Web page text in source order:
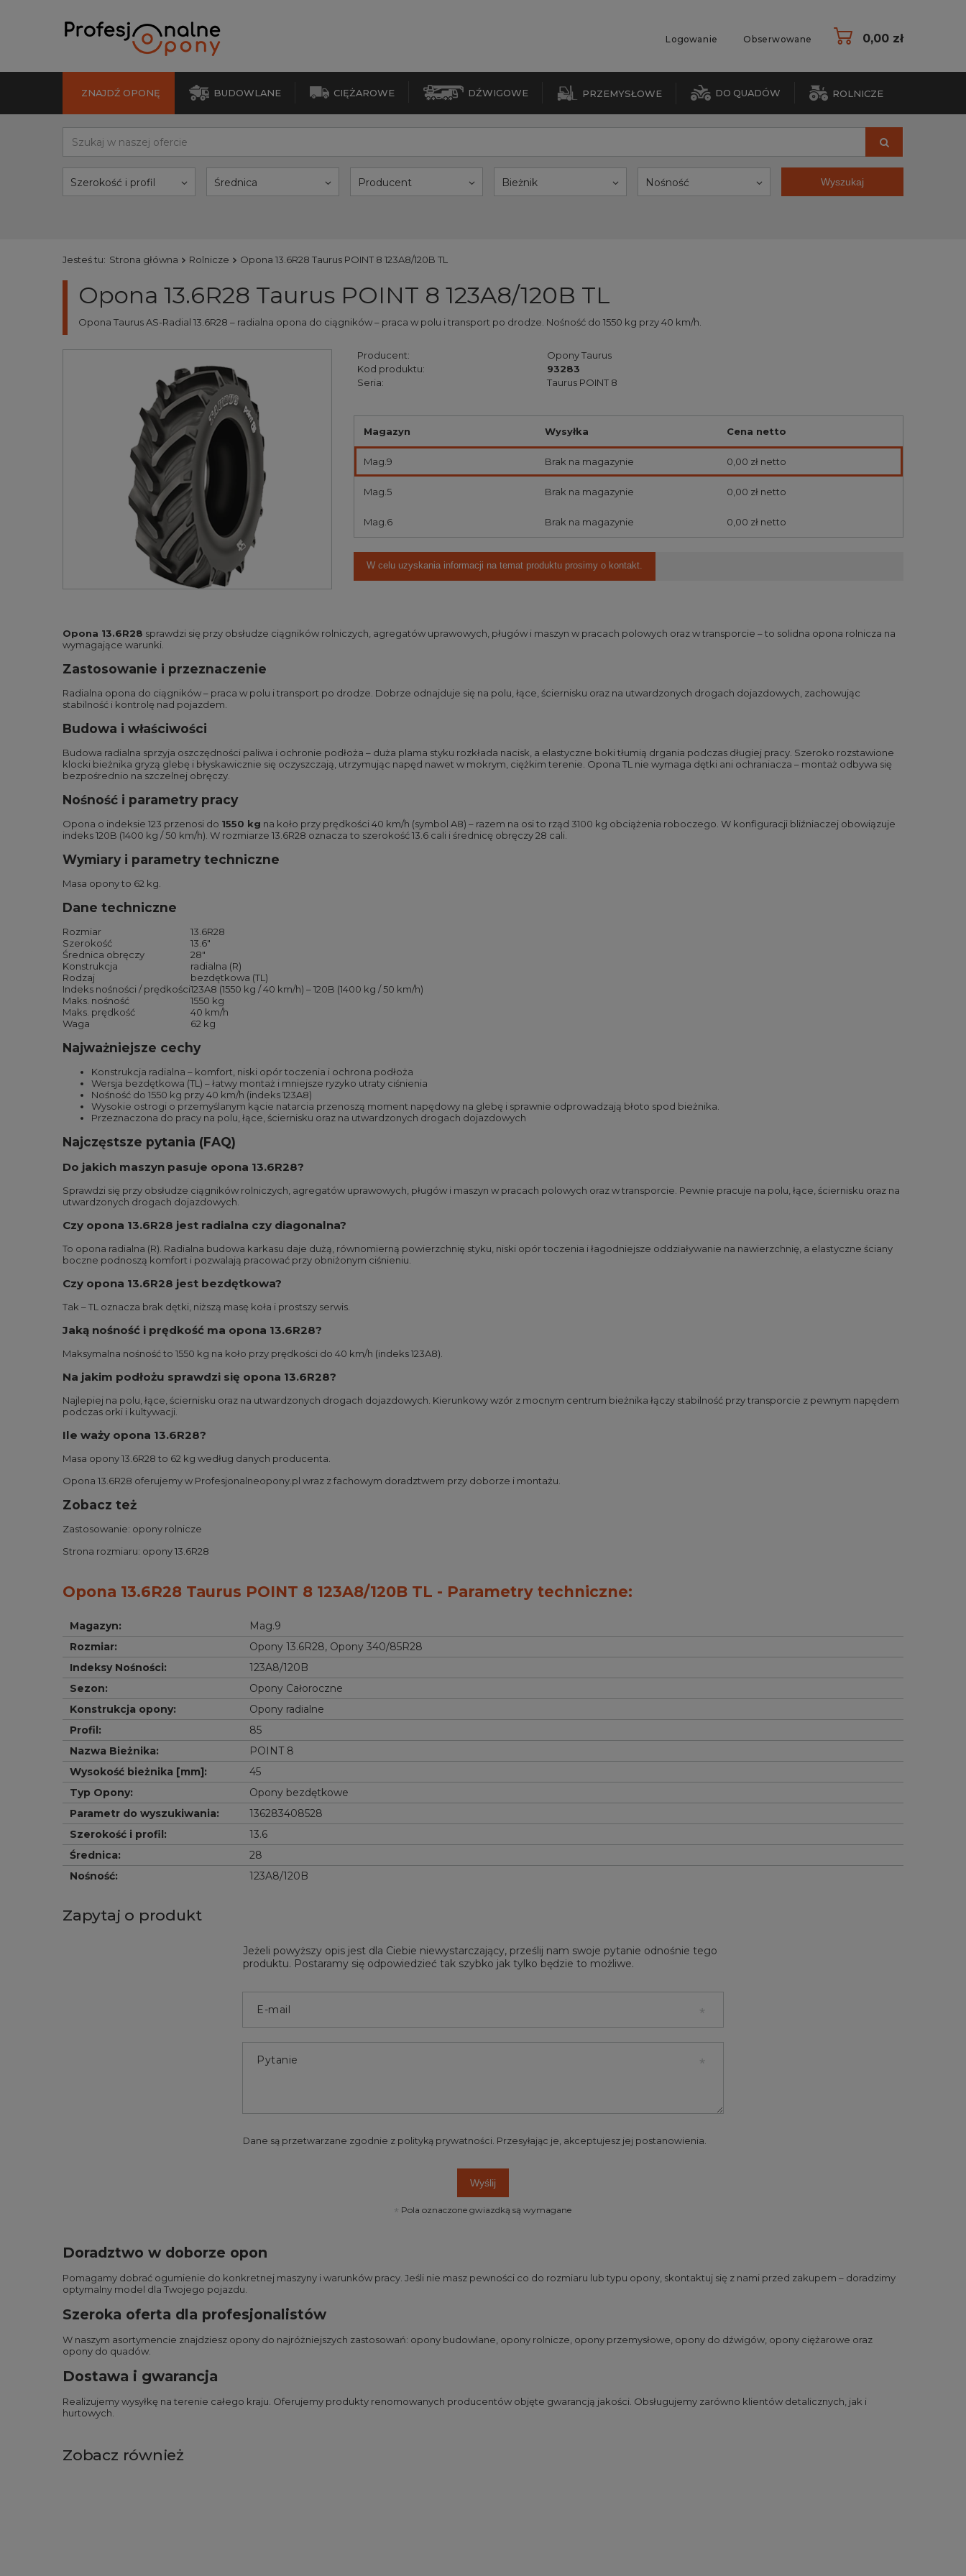
Logowanie Obserwowane 0,00 zł
ZNAJDŹ OPONĘ BUDOWLANE CIĘŻAROWE DŹWIGOWE PRZEMYSŁOWE DO QUADÓW ROLNICZE
Szerokość i profil Średnica Producent Bieżnik Nośność Wyszukaj
Jesteś tu: Strona główna Rolnicze Opona 13.6R28 Taurus POINT 8 123A8/120B TL
Opona 13.6R28 Taurus POINT 8 123A8/120B TL
Opona Taurus AS-Radial 13.6R28 – radialna opona do ciągników – praca w polu i transport po drodze. Nośność do 1550 kg przy 40 km/h.
Producent:
Opony Taurus
Kod produktu:
93283
Seria:
Taurus POINT 8
Magazyn Wysyłka Cena netto
Mag.9 Brak na magazynie 0,00 złnetto
Mag.5 Brak na magazynie 0,00 złnetto
Mag.6 Brak na magazynie 0,00 złnetto
W celu uzyskania informacji na temat produktu prosimy o kontakt.
Opona 13.6R28 sprawdzi się przy obsłudze ciągników rolniczych, agregatów uprawowych, pługów i maszyn w pracach polowych oraz w transporcie – to solidna opona rolnicza na
wymagające warunki.
Zastosowanie i przeznaczenie
Radialna opona do ciągników – praca w polu i transport po drodze. Dobrze odnajduje się na polu, łące, ściernisku oraz na utwardzonych drogach dojazdowych, zachowując
stabilność i kontrolę nad pojazdem.
Budowa i właściwości
Budowa radialna sprzyja oszczędności paliwa i ochronie podłoża – duża plama styku rozkłada nacisk, a elastyczne boki tłumią drgania podczas długiej pracy. Szeroko rozstawione
klocki bieżnika gryzą glebę i błyskawicznie się oczyszczają, utrzymując napęd nawet w mokrym, ciężkim terenie. Opona TL nie wymaga dętki ani ochraniacza – montaż odbywa się
bezpośrednio na szczelnej obręczy.
Nośność i parametry pracy
Opona o indeksie 123 przenosi do 1550 kg na koło przy prędkości 40 km/h (symbol A8) – razem na osi to rząd 3100 kg obciążenia roboczego. W konfiguracji bliźniaczej obowiązuje
indeks 120B (1400 kg / 50 km/h). W rozmiarze 13.6R28 oznacza to szerokość 13.6 cali i średnicę obręczy 28 cali.
Wymiary i parametry techniczne
Masa opony to 62 kg.
Dane techniczne
Rozmiar
13.6R28
Szerokość
13.6″
Średnica obręczy
28″
Konstrukcja
radialna (R)
Rodzaj
bezdętkowa (TL)
Indeks nośności / prędkości123A8 (1550 kg / 40 km/h) – 120B (1400 kg / 50 km/h)
Maks. nośność
1550 kg
Maks. prędkość
40 km/h
Waga
62 kg
Najważniejsze cechy
Konstrukcja radialna – komfort, niski opór toczenia i ochrona podłoża
Wersja bezdętkowa (TL) – łatwy montaż i mniejsze ryzyko utraty ciśnienia
Nośność do 1550 kg przy 40 km/h (indeks 123A8)
Wysokie ostrogi o przemyślanym kącie natarcia przenoszą moment napędowy na glebę i sprawnie odprowadzają błoto spod bieżnika.
Przeznaczona do pracy na polu, łące, ściernisku oraz na utwardzonych drogach dojazdowych
Najczęstsze pytania (FAQ)
Do jakich maszyn pasuje opona 13.6R28?
Sprawdzi się przy obsłudze ciągników rolniczych, agregatów uprawowych, pługów i maszyn w pracach polowych oraz w transporcie. Pewnie pracuje na polu, łące, ściernisku oraz na
utwardzonych drogach dojazdowych.
Czy opona 13.6R28 jest radialna czy diagonalna?
To opona radialna (R). Radialna budowa karkasu daje dużą, równomierną powierzchnię styku, niski opór toczenia i łagodniejsze oddziaływanie na nawierzchnię, a elastyczne ściany
boczne podnoszą komfort i pozwalają pracować przy obniżonym ciśnieniu.
Czy opona 13.6R28 jest bezdętkowa?
Tak – TL oznacza brak dętki, niższą masę koła i prostszy serwis.
Jaką nośność i prędkość ma opona 13.6R28?
Maksymalna nośność to 1550 kg na koło przy prędkości do 40 km/h (indeks 123A8).
Na jakim podłożu sprawdzi się opona 13.6R28?
Najlepiej na polu, łące, ściernisku oraz na utwardzonych drogach dojazdowych. Kierunkowy wzór z mocnym centrum bieżnika łączy stabilność przy transporcie z pewnym napędem
podczas orki i kultywacji.
Ile waży opona 13.6R28?
Masa opony 13.6R28 to 62 kg według danych producenta.
Opona 13.6R28 oferujemy w Profesjonalneopony.pl wraz z fachowym doradztwem przy doborze i montażu.
Zobacz też
Zastosowanie: opony rolnicze
Strona rozmiaru: opony 13.6R28
Opona 13.6R28 Taurus POINT 8 123A8/120B TL - Parametry techniczne:
Magazyn:
Mag.9
Rozmiar: Opony 13.6R28, Opony 340/85R28
Indeksy Nośności:
123A8/120B
Sezon:
Opony Całoroczne
Konstrukcja opony:
Opony radialne
Profil:
85
Nazwa Bieżnika:
POINT 8
Wysokość bieżnika [mm]:
45
Typ Opony:
Opony bezdętkowe
Parametr do wyszukiwania:
136283408528
Szerokość i profil:
13.6
Średnica:
28
Nośność: 123A8/120B
Zapytaj o produkt
Jeżeli powyższy opis jest dla Ciebie niewystarczający, prześlij nam swoje pytanie odnośnie tego
produktu. Postaramy się odpowiedzieć tak szybko jak tylko będzie to możliwe.
E-mail
Pytanie
Dane są przetwarzane zgodnie z polityką prywatności. Przesyłając je, akceptujesz jej postanowienia.
Wyślij
Pola oznaczone gwiazdką są wymagane
Doradztwo w doborze opon
Pomagamy dobrać ogumienie do konkretnej maszyny i warunków pracy. Jeśli nie masz pewności co do rozmiaru lub typu opony, skontaktuj się z nami przed zakupem – doradzimy
optymalny model dla Twojego pojazdu.
Szeroka oferta dla profesjonalistów
W naszym asortymencie znajdziesz opony do najróżniejszych zastosowań: opony budowlane opony rolnicze opony przemysłowe opony do dźwigów opony ciężarowe oraz
opony do quadów
Dostawa i gwarancja
Realizujemy wysyłkę na terenie całego kraju. Oferujemy produkty renomowanych producentów objęte gwarancją jakości. Obsługujemy zarówno klientów detalicznych, jak i
hurtowych.
Zobacz również